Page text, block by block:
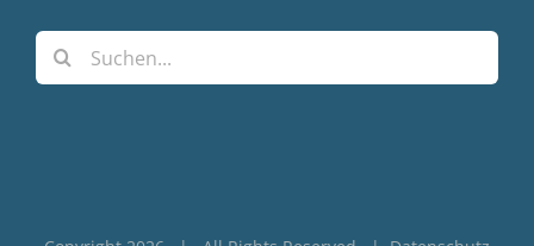
Suche
nach: